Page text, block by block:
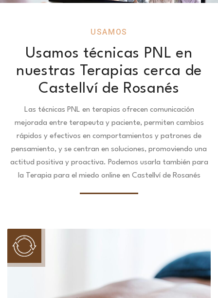
USAMOS
Usamos técnicas PNL en
nuestras Terapias cerca de
Castellví de Rosanés
Las técnicas PNL en terapias ofrecen comunicación
mejorada entre terapeuta y paciente, permiten cambios
rápidos y efectivos en comportamientos y patrones de
pensamiento, y se centran en soluciones, promoviendo una
actitud positiva y proactiva. Podemos usarla también para
la Terapia para el miedo online en Castellví de Rosanés